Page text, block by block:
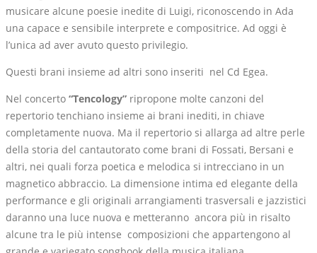
musicare alcune poesie inedite di Luigi, riconoscendo in Ada
una capace e sensibile interprete e compositrice. Ad oggi è
l’unica ad aver avuto questo privilegio.
Questi brani insieme ad altri sono inseriti nel Cd Egea.
Nel concerto “Tencology” ripropone molte canzoni del
repertorio tenchiano insieme ai brani inediti, in chiave
completamente nuova. Ma il repertorio si allarga ad altre perle
della storia del cantautorato come brani di Fossati, Bersani e
altri, nei quali forza poetica e melodica si intrecciano in un
magnetico abbraccio. La dimensione intima ed elegante della
performance e gli originali arrangiamenti trasversali e jazzistici
daranno una luce nuova e metteranno ancora più in risalto
alcune tra le più intense composizioni che appartengono al